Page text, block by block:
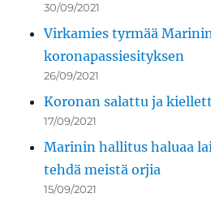
30/09/2021
Virkamies tyrmää
koronapassiesityksen
26/09/2021
Koronan salattu ja
17/09/2021
Marinin hallitus haluaa
tehdä meistä orjia
15/09/2021